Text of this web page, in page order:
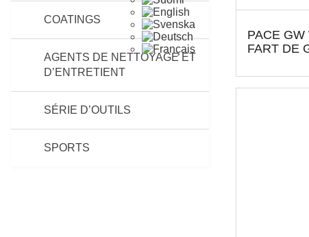
COATINGS
AGENTS DE NETTOYAGE ET
D’ENTRETIENT
SÉRIE D’OUTILS
SPORTS
PACE GW
FART DE